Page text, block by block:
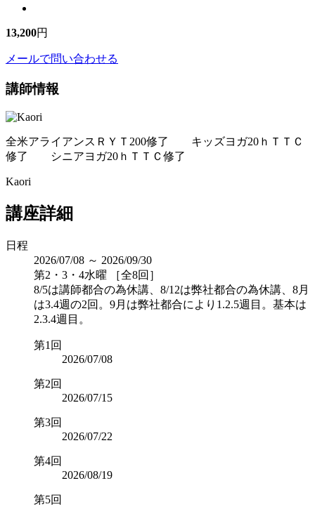
13,200円
メールで問い合わせる
講師情報
全米アライアンスＲＹＴ200修了 キッズヨガ20ｈＴＴＣ
修了 シニアヨガ20ｈＴＴＣ修了
Kaori
講座詳細
日程
2026/07/08 ～ 2026/09/30
第2・3・4水曜 ［全8回］
8/5は講師都合の為休講、8/12は弊社都合の為休講、8月
は3.4週の2回。9月は弊社都合により1.2.5週目。基本は
2.3.4週目。
第1回
2026/07/08
第2回
2026/07/15
第3回
2026/07/22
第4回
2026/08/19
第5回